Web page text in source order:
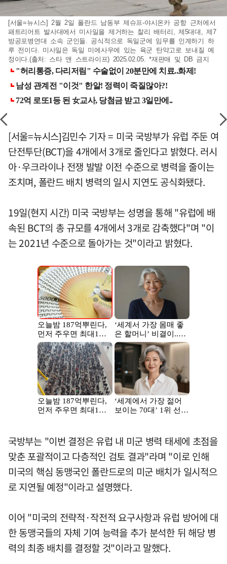
[서울=뉴시스] 2월 2일 폴란드 남동부 제슈프-야시온카 공항 근처에서
패트리어트 발사대에서 미사일을 제거하는 찰리 배터리, 제5대대, 제7
방공포병연대 소속 군인들. 공식적으로 독일군에 임무를 인계하기 하
루 전이다. 미사일은 독일 미에사우에 있는 육군 탄약고로 보내질 예
정이다.(출처: 스타 앤 스트라이프) 2025.02.05. *재판매 및 DB 금지
[서울=뉴시스]김민수 기자 = 미국 국방부가 유럽 주둔 여
단전투단(BCT)을 4개에서 3개로 줄인다고 밝혔다. 러시
아·우크라이나 전쟁 발발 이전 수준으로 병력을 줄이는
조치며, 폴란드 배치 병력의 일시 지연도 공식화됐다.
19일(현지 시간) 미국 국방부는 성명을 통해 "유럽에 배
속된 BCT의 총 규모를 4개에서 3개로 감축했다"며 "이
는 2021년 수준으로 돌아가는 것"이라고 밝혔다.
국방부는 "이번 결정은 유럽 내 미군 병력 태세에 초점을
맞춘 포괄적이고 다층적인 검토 결과"라며 "이로 인해
미국의 핵심 동맹국인 폴란드로의 미군 배치가 일시적으
로 지연될 예정"이라고 설명했다.
이어 "미국의 전략적·작전적 요구사항과 유럽 방어에 대
한 동맹국들의 자체 기여 능력을 추가 분석한 뒤 해당 병
력의 최종 배치를 결정할 것"이라고 말했다.